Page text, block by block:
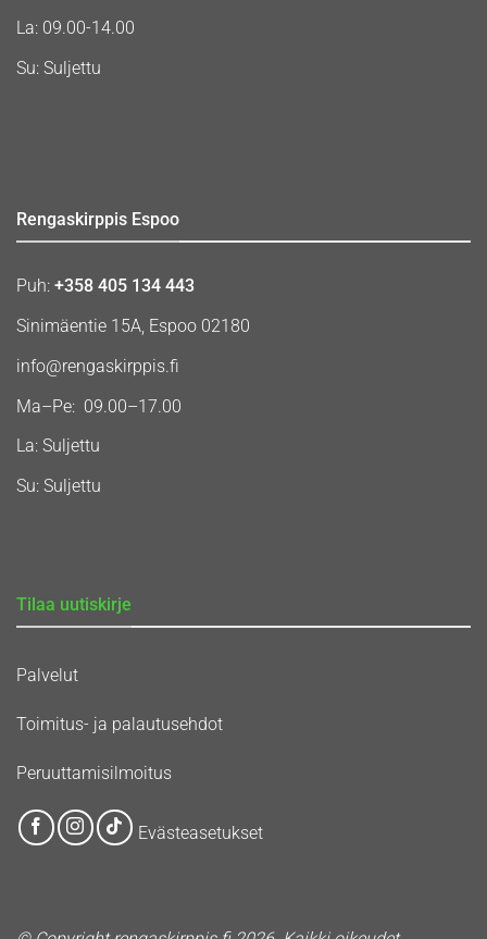
La: 09.00-14.00
Su: Suljettu
Rengaskirppis Espoo
Puh: +358 405 134 443
Sinimäentie 15A, Espoo 02180
info@rengaskirppis.fi
Ma–Pe: 09.00–17.00
La: Suljettu
Su: Suljettu
Tilaa uutiskirje
Palvelut
Toimitus- ja palautusehdot
Peruuttamisilmoitus
Evästeasetukset